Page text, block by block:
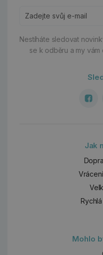
Nestíháte sledovat
se k odběru a my vám
Jak
Mohlo